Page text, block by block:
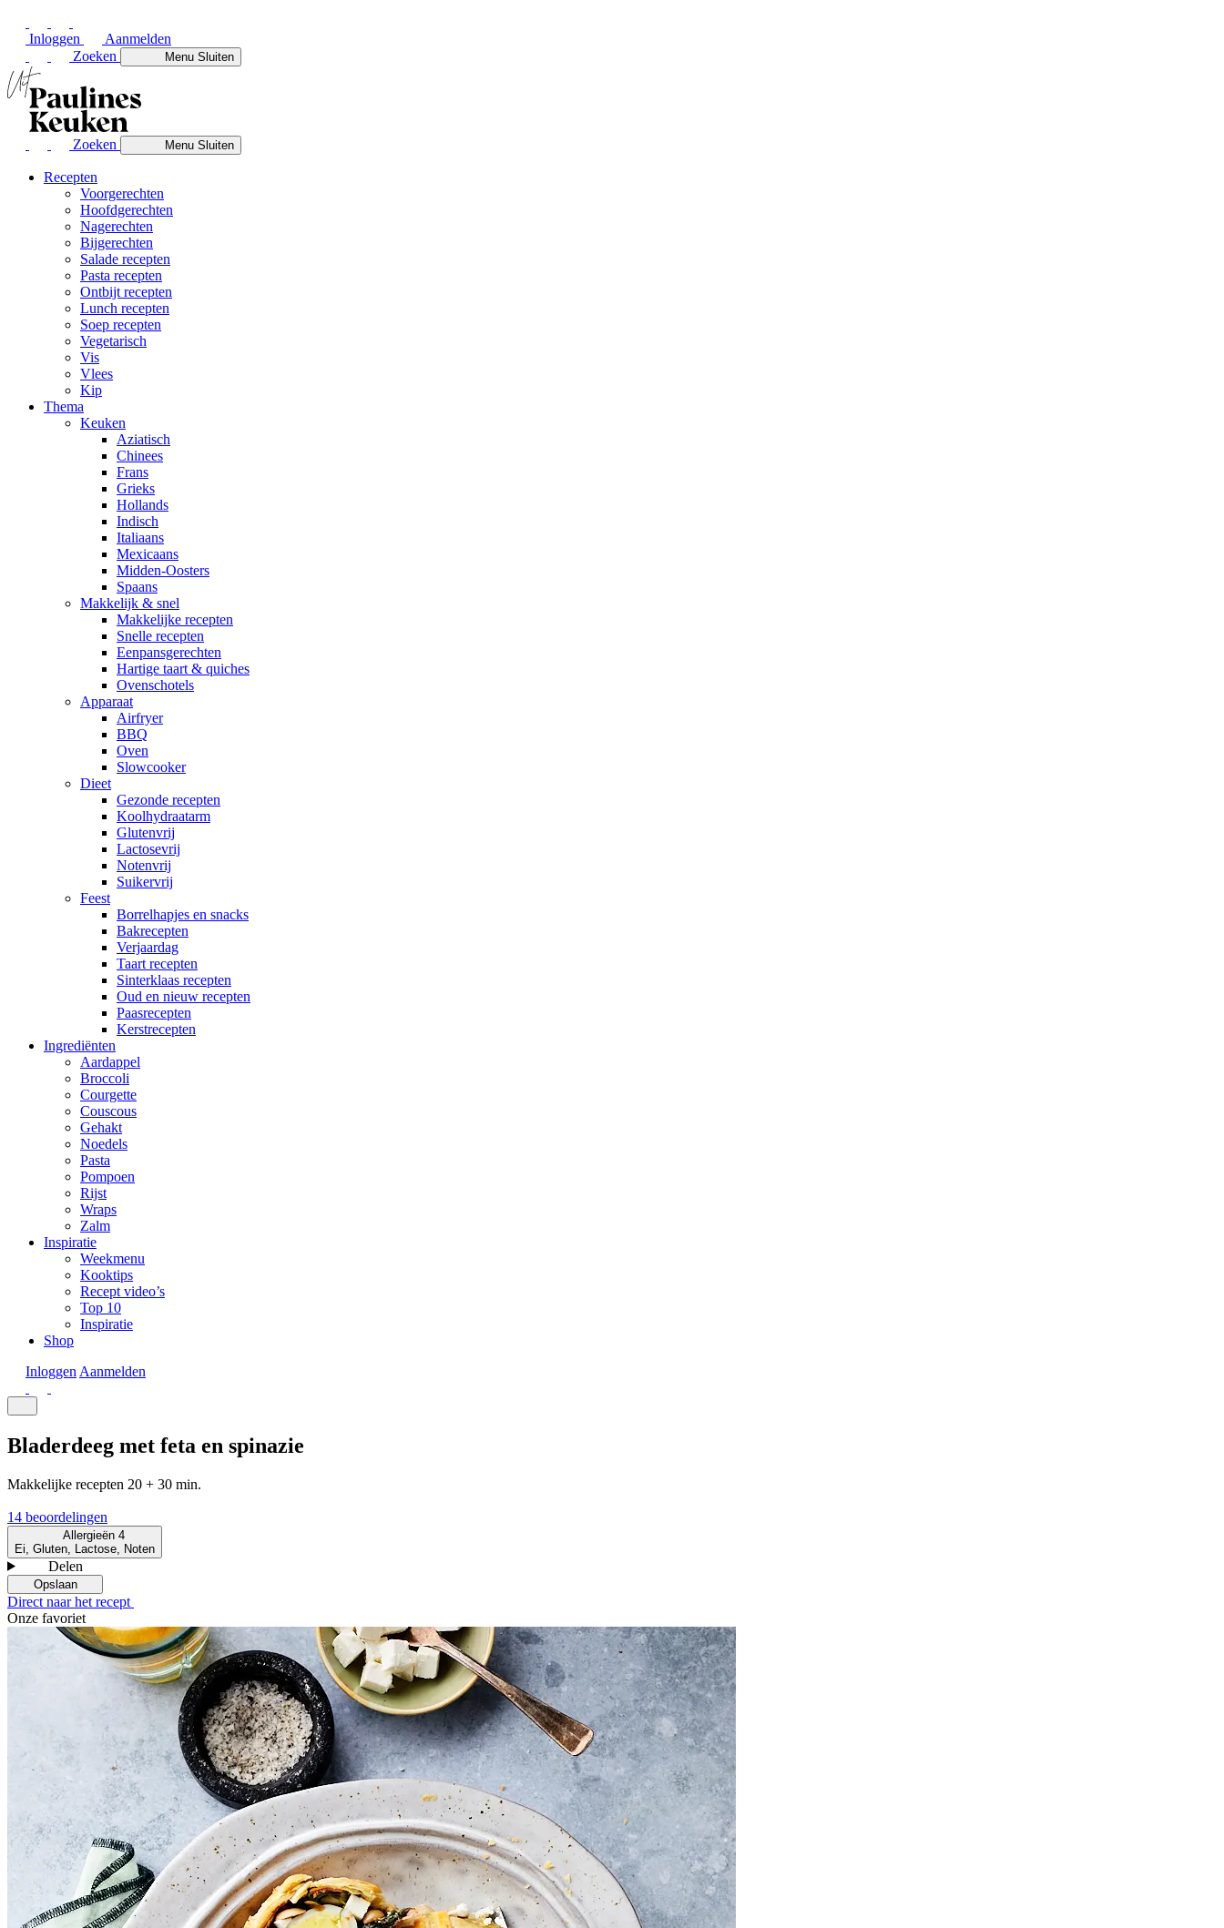
Inloggen
Aanmelden
Zoeken
MenuSluiten
Zoeken MenuSluiten
Recepten
Voorgerechten
Hoofdgerechten
Nagerechten
Bijgerechten
Salade recepten
Pasta recepten
Ontbijt recepten
Lunch recepten
Soep recepten
Vegetarisch
Vis
Vlees
Kip
Thema
Keuken
Aziatisch
Chinees
Frans
Grieks
Hollands
Indisch
Italiaans
Mexicaans
Midden-Oosters
Spaans
Makkelijk & snel
Makkelijke recepten
Snelle recepten
Eenpansgerechten
Hartige taart & quiches
Ovenschotels
Apparaat
Airfryer
BBQ
Oven
Slowcooker
Dieet
Gezonde recepten
Koolhydraatarm
Glutenvrij
Lactosevrij
Notenvrij
Suikervrij
Feest
Borrelhapjes en snacks
Bakrecepten
Verjaardag
Taart recepten
Sinterklaas recepten
Oud en nieuw recepten
Paasrecepten
Kerstrecepten
Ingrediënten
Aardappel
Broccoli
Courgette
Couscous
Gehakt
Noedels
Pasta
Pompoen
Rijst
Wraps
Zalm
Inspiratie
Weekmenu
Kooktips
Recept video’s
Top 10
Inspiratie
Shop
Inloggen Aanmelden
Bladerdeeg met feta en spinazie
Makkelijke recepten 20 + 30 min.
14 beoordelingen
Allergieën4
Ei, Gluten, Lactose, Noten
Delen
Opslaan
Direct naar het recept
Onze favoriet